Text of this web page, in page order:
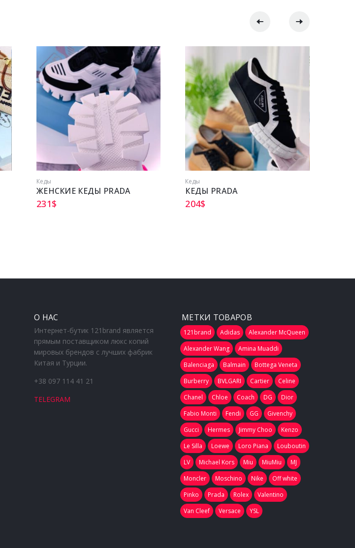
Кеды
ЖЕНСКИЕ КЕДЫ PRADA
231$
Кеды
КЕДЫ PRADA
204$
О НАС
Интернет-бутик 121brand является
прямым поставщиком люкс копий
мировых брендов с лучших фабрик
Китая и Турции.
+38 097 114 41 21
TELEGRAM
МЕТКИ ТОВАРОВ
121brand Adidas
Alexander McQueen
Alexander Wang
Amina Muaddi
Balenciaga
Balmain
Bottega Veneta
Burberry
BVLGARI Cartier
Celine
Chanel
Chloe Coach DG
Dior
Fabio Monti
Fendi GG
Givenchy
Gucci
Hermes Jimmy Choo
Kenzo
Le Silla
Loewe Loro Piana
Louboutin
LV
Michael Kors Miu MiuMiu
MJ
Moncler
Moschino Nike
Off white
Pinko
Prada Rolex
Valentino
Van Cleef
Versace YSL